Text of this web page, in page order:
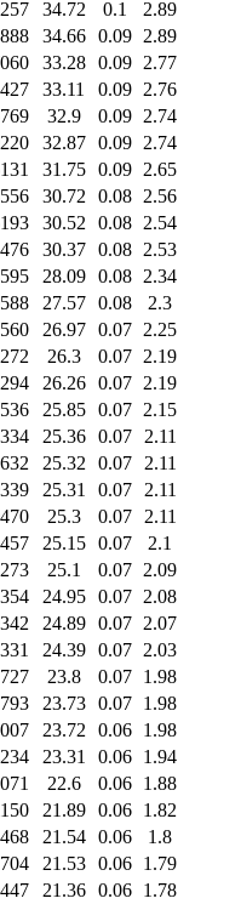
34.72 0.1
2.89
34.66 0.09 2.89
33.28 0.09 2.77
33.11 0.09 2.76
32.9 0.09 2.74
32.87 0.09 2.74
31.75 0.09 2.65
30.72 0.08 2.56
30.52 0.08 2.54
30.37 0.08 2.53
28.09 0.08 2.34
27.57 0.08
2.3
26.97 0.07 2.25
26.3 0.07 2.19
26.26 0.07 2.19
25.85 0.07 2.15
25.36 0.07
2.11
25.32 0.07
2.11
25.31 0.07
2.11
25.3 0.07
2.11
25.15 0.07
2.1
25.1 0.07 2.09
24.95 0.07 2.08
24.89 0.07 2.07
24.39 0.07 2.03
23.8 0.07 1.98
23.73 0.07 1.98
23.72 0.06 1.98
23.31 0.06 1.94
22.6 0.06 1.88
21.89 0.06 1.82
21.54 0.06
1.8
21.53 0.06 1.79
21.36 0.06 1.78